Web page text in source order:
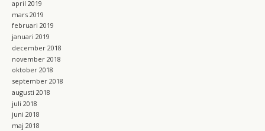
april 2019
mars 2019
februari 2019
januari 2019
december 2018
november 2018
oktober 2018
september 2018
augusti 2018
juli 2018
juni 2018
maj 2018